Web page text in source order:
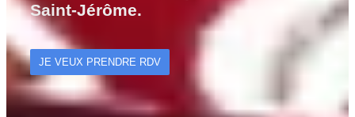
Saint-Jérôme.
JE VEUX PRENDRE RDV